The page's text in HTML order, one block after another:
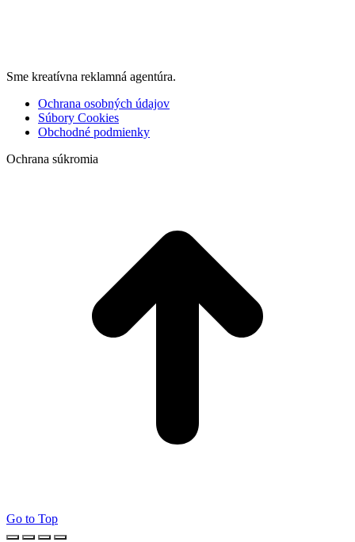
Sme kreatívna reklamná agentúra.
Ochrana osobných údajov
Súbory Cookies
Obchodné podmienky
Ochrana súkromia
Go to Top